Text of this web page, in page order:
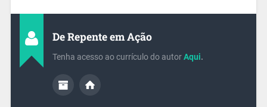
De Repente em Ação
Tenha acesso ao currículo do autorAqui.